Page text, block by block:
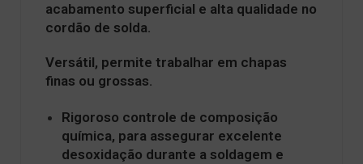
acabamento superficial e alta qualidade no
cordão de solda.
Versátil, permite trabalhar em chapas
finas ou grossas.
Rigoroso controle de composição
química, para assegurar excelente
desoxidação durante a soldagem e